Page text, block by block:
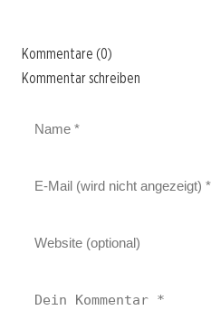
Kommentare (0)
Kommentar schreiben